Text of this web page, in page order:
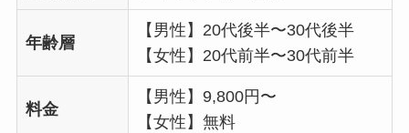
年齢層
【男性】20代後半〜30代後半
【女性】20代前半〜30代前半
料金
【男性】9,800円〜
【女性】無料